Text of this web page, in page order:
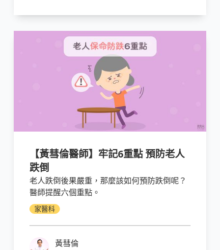
【黃彗倫醫師】牢記6重點 預防老人
跌倒
老人跌倒後果嚴重，那麼該如何預防跌倒呢？
醫師提醒六個重點。
家醫科
黃彗倫